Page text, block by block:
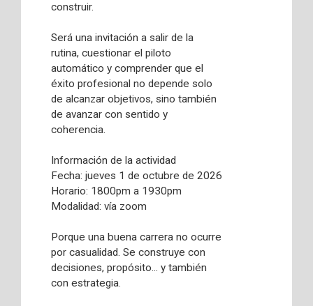
construir.
Será una invitación a salir de la
rutina, cuestionar el piloto
automático y comprender que el
éxito profesional no depende solo
de alcanzar objetivos, sino también
de avanzar con sentido y
coherencia.
Información de la actividad
Fecha: jueves 1 de octubre de 2026
Horario: 1800pm a 1930pm
Modalidad: vía zoom
Porque una buena carrera no ocurre
por casualidad. Se construye con
decisiones, propósito... y también
con estrategia.